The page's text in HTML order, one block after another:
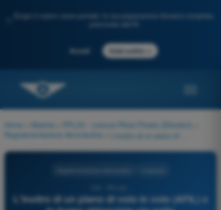
Scopri il nostro nuovo portale: la tua preparazione d'esame completa,
Accedi Inizia subito
Home Materie PPL(H) - Licenza Pilota Privato (Elicotteri)
Regolamentazione Aeronautica
L'inoltro di un piano di volo in volo (AFIL) o